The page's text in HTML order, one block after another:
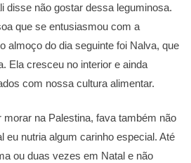
disse não gostar dessa leguminosa.
que se entusiasmou com a
almoço do dia seguinte foi Nalva, que
Ela cresceu no interior e ainda
com nossa cultura alimentar.
na Palestina, fava também não
eu nutria algum carinho especial. Até
ou duas vezes em Natal e não